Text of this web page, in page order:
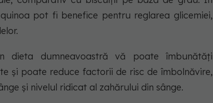
pot fi benefice pentru reglarea glicemiei,
dieta dumneavoastră vă poate îmbunătăți
și poate reduce factorii de risc de îmbolnăvire,
și nivelul ridicat al zahărului din sânge.